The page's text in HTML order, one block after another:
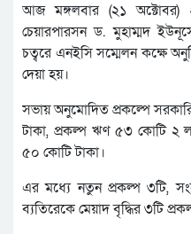
আজ মঙ্গলবার (২১ অক্টোবর)
চেয়ারপারসন ড. মুহাম্মদ
চত্বরে এনইসি সম্মেলন কক্ষে
দেয়া হয়।
সভায় অনুমোদিত প্রকল্পে
টাকা, প্রকল্প ঋণ ৫৩ কোটি ২
৫০ কোটি টাকা।
এর মধ্যে নতুন প্রকল্প ৩টি,
ব্যতিরেকে মেয়াদ বৃদ্ধির ৩টি